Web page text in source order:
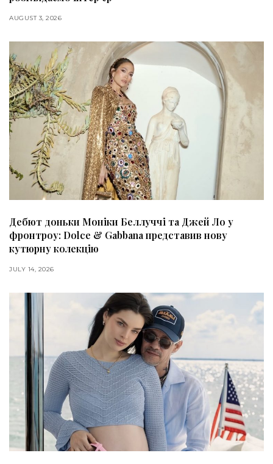
AUGUST 3, 2026
Дебют доньки Моніки Беллуччі та Джей Ло у
фронтроу: Dolce & Gabbana представив нову
кутюрну колекцію
JULY 14, 2026